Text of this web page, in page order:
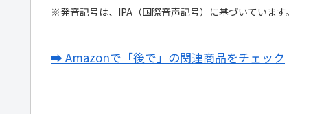
※発音記号は、IPA（国際音声記号）に基づいています。
➡ Amazonで「後で」の関連商品をチェック